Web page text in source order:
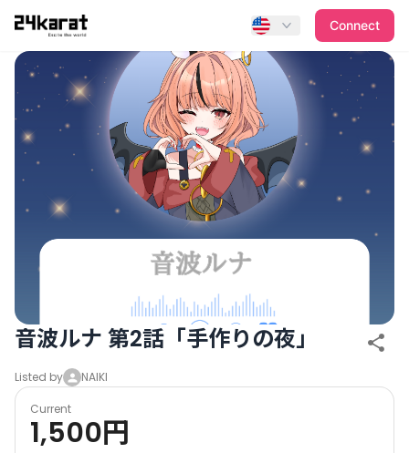
音波ルナ 第2話「手作りの夜」
Connect
音波ルナ 第2話「手作りの夜」
Listed by NAIKI
Current
1,500円